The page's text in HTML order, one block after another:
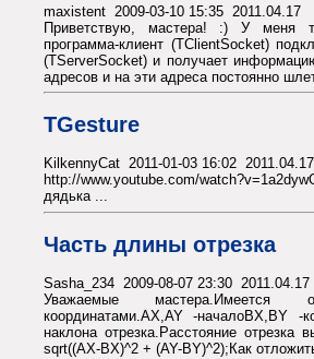
maxistent 2009-03-10 15:35 2011.04.17
Приветствую, мастера! :) У меня
программа-клиент (TClientSocket)
(TServerSocket) и получает
адресов и на эти адреса постоянно шлет
TGesture
KilkennyCat 2011-01-03 16:02 2011.04.17
http://www.youtube.com/
дядька ...
Часть длины отрезка
Sasha_234 2009-08-07 23:30 2011.04.17
Уважаемые
координатами.AX,AY -началоBX,BY -
наклона отрезка.Расстояние отрезка
sqrt((AX-BX)^2 + (AY-BY)^2);Как